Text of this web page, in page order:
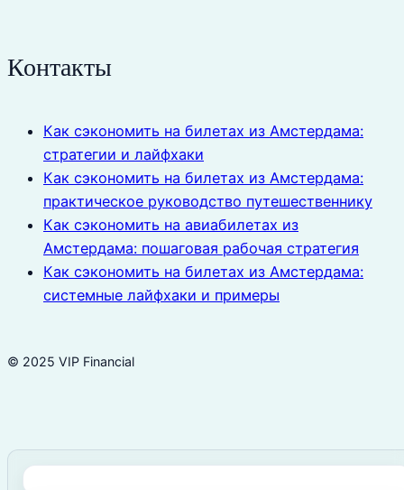
Контакты
Как сэкономить на билетах из Амстердама:
стратегии и лайфхаки
Как сэкономить на билетах из Амстердама:
практическое руководство путешественнику
Как сэкономить на авиабилетах из
Амстердама: пошаговая рабочая стратегия
Как сэкономить на билетах из Амстердама:
системные лайфхаки и примеры
© 2025 VIP Financial